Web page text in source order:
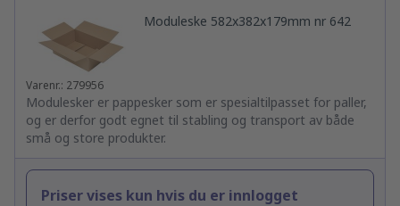
Moduleske 582x382x179mm nr 642
Varenr.: 279956
Modulesker er pappesker som er spesialtilpasset for paller,
og er derfor godt egnet til stabling og transport av både
små og store produkter.
Priser vises kun hvis du er innlogget